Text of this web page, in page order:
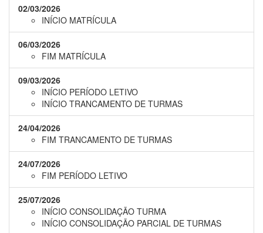
02/03/2026
INÍCIO MATRÍCULA
06/03/2026
FIM MATRÍCULA
09/03/2026
INÍCIO PERÍODO LETIVO
INÍCIO TRANCAMENTO DE TURMAS
24/04/2026
FIM TRANCAMENTO DE TURMAS
24/07/2026
FIM PERÍODO LETIVO
25/07/2026
INÍCIO CONSOLIDAÇÃO TURMA
INÍCIO CONSOLIDAÇÃO PARCIAL DE TURMAS